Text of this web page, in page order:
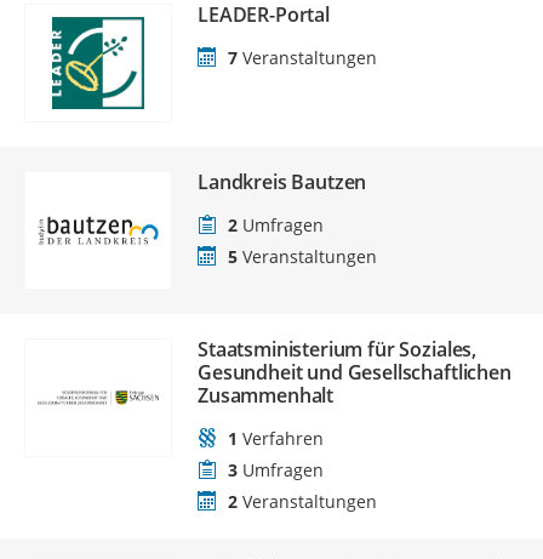
LEADER-Portal
7 Veranstaltungen
Landkreis Bautzen
2 Umfragen
5 Veranstaltungen
Staatsministerium für Soziales,
Gesundheit und Gesellschaftlichen
Zusammenhalt
1 Verfahren
3 Umfragen
2 Veranstaltungen